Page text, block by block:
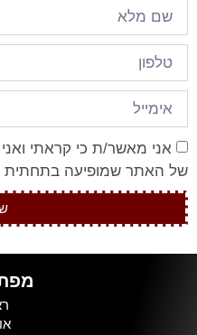
אני מאשר/ת כי קראתי
של האתר שמופיעה